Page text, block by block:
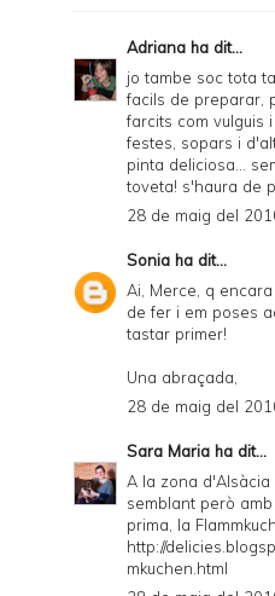
Adriana ha dit...
jo tambe soc tota
facils de preparar,
farcits com vulguis
festes, sopars i
pinta deliciosa...
toveta! s'haura de
28 de maig del
Sonia ha dit...
Ai, Merce, q
de fer i em poses
tastar primer!
Una abraçada,
28 de maig del
Sara Maria ha dit...
A la zona
semblant però
prima, la
http://
mkuchen.html